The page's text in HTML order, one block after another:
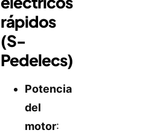
rápidos
(S-
Pedelecs)
Potencia
del
motor: